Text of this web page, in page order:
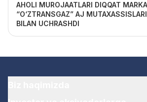
AHOLI MUROJAATLARI DIQQAT
“O‘ZTRANSGAZ” AJ
BILAN UCHRASHDI